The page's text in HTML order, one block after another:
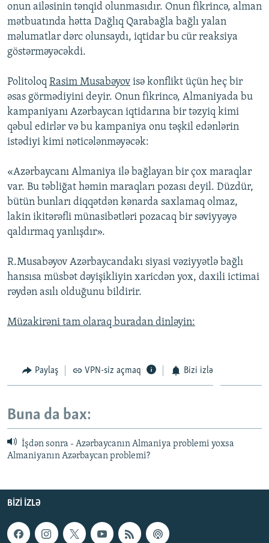
onun ailəsinin tənqid olunmasıdır. Onun fikrincə, alman
mətbuatında hətta Dağlıq Qarabağla bağlı yalan
məlumatlar dərc olunsaydı, iqtidar bu cür reaksiya
göstərməyəcəkdi.
Politoloq Rasim Musabəyov isə konflikt üçün heç bir
əsas görmədiyini deyir. Onun fikrincə, Almaniyada bu
kampaniyanı Azərbaycan iqtidarına bir təzyiq kimi
qəbul edirlər və bu kampaniya onu təşkil edənlərin
istədiyi kimi nəticələnməyəcək:
«Azərbaycanı Almaniya ilə bağlayan bir çox maraqlar
var. Bu təbliğat həmin maraqları pozası deyil. Düzdür,
bütün bunları diqqətdən kənarda saxlamaq olmaz,
lakin ikitərəfli münasibətləri pozacaq bir səviyyəyə
qaldırmaq yanlışdır».
R.Musabəyov Azərbaycandakı siyasi vəziyyətlə bağlı
hansısa müsbət dəyişikliyin xaricdən yox, daxili ictimai
rəydən asılı olduğunu bildirir.
Müzakirəni tam olaraq buradan dinləyin:
Paylaş VPN-siz açmaq Bizi izlə
Buna da bax:
İşdən sonra - Azərbaycanın Almaniya problemi yoxsa
Almaniyanın Azərbaycan problemi?
BIZI IZLƏ